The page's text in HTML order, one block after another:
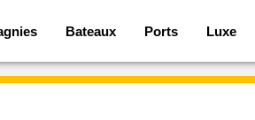
Bateaux Ports Luxe